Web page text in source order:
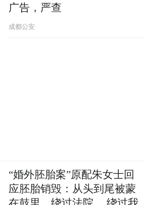
广告，严查
成都公安
“婚外胚胎案”原配朱女士回
应胚胎销毁：从头到尾被蒙